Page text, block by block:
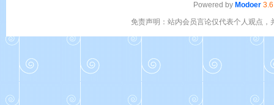
Powered by Modoer
免责声明：站内会员言论仅代表个人观点